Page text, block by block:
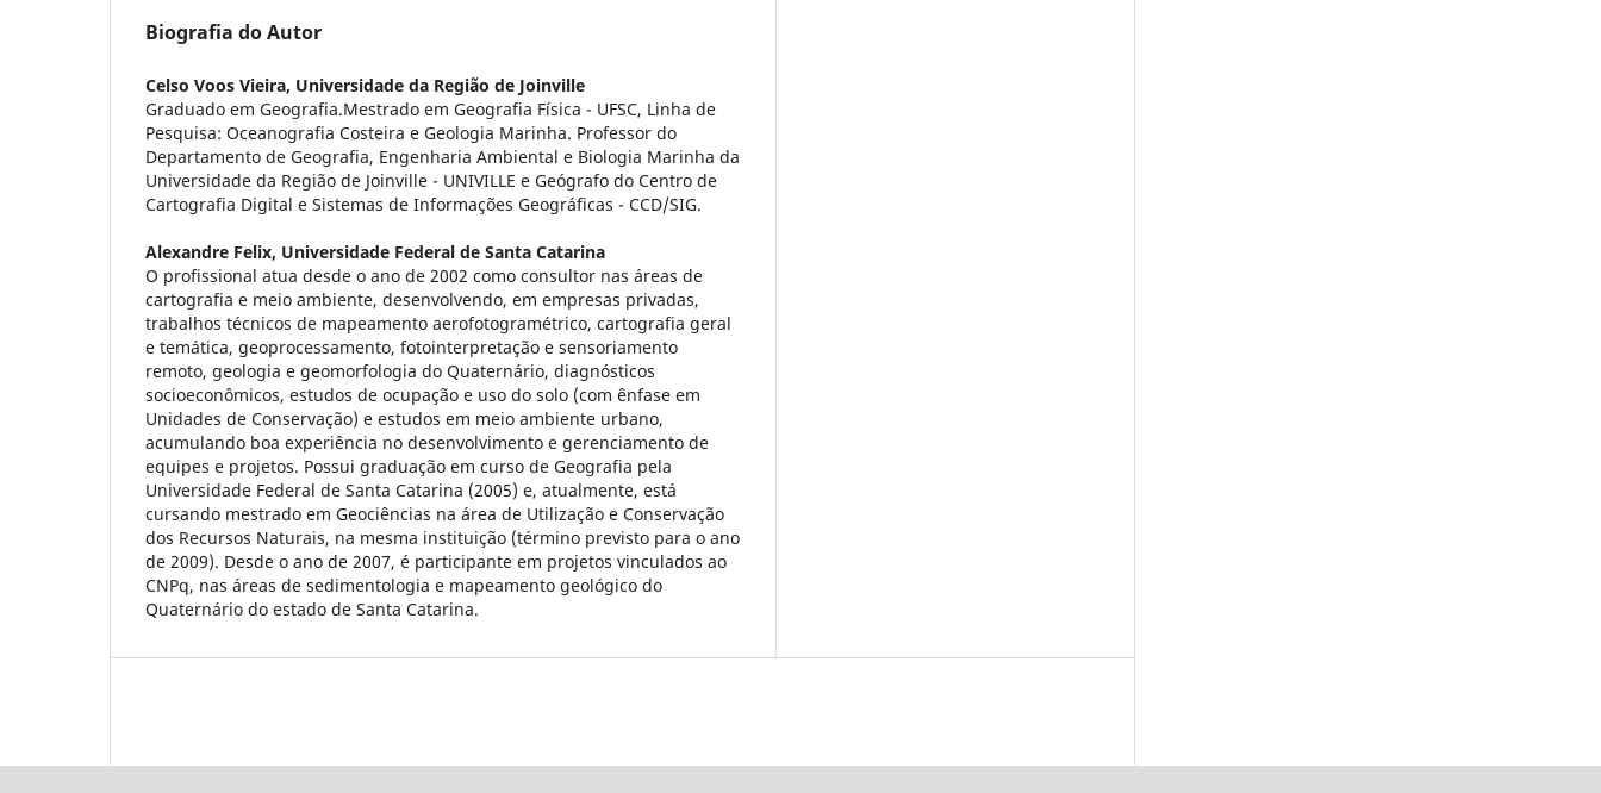
Biografia do Autor
Celso Voos Vieira, Universidade da Região de Joinville
Graduado em Geografia.Mestrado em Geografia Física - UFSC, Linha de
Pesquisa: Oceanografia Costeira e Geologia Marinha. Professor do
Departamento de Geografia, Engenharia Ambiental e Biologia Marinha da
Universidade da Região de Joinville - UNIVILLE e Geógrafo do Centro de
Cartografia Digital e Sistemas de Informações Geográficas - CCD/SIG.
Alexandre Felix, Universidade Federal de Santa Catarina
O profissional atua desde o ano de 2002 como consultor nas áreas de
cartografia e meio ambiente, desenvolvendo, em empresas privadas,
trabalhos técnicos de mapeamento aerofotogramétrico, cartografia geral
e temática, geoprocessamento, fotointerpretação e sensoriamento
remoto, geologia e geomorfologia do Quaternário, diagnósticos
socioeconômicos, estudos de ocupação e uso do solo (com ênfase em
Unidades de Conservação) e estudos em meio ambiente urbano,
acumulando boa experiência no desenvolvimento e gerenciamento de
equipes e projetos. Possui graduação em curso de Geografia pela
Universidade Federal de Santa Catarina (2005) e, atualmente, está
cursando mestrado em Geociências na área de Utilização e Conservação
dos Recursos Naturais, na mesma instituição (término previsto para o ano
de 2009). Desde o ano de 2007, é participante em projetos vinculados ao
CNPq, nas áreas de sedimentologia e mapeamento geológico do
Quaternário do estado de Santa Catarina.